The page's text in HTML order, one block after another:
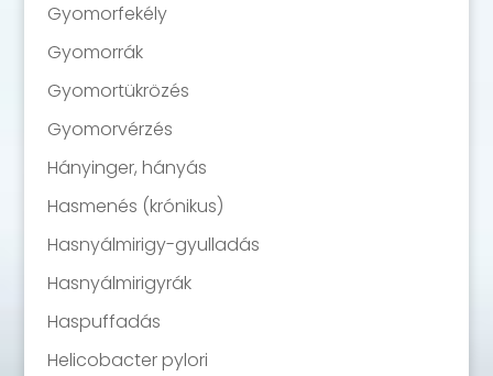
Gyomorfekély
Gyomorrák
Gyomortükrözés
Gyomorvérzés
Hányinger, hányás
Hasmenés (krónikus)
Hasnyálmirigy-gyulladás
Hasnyálmirigyrák
Haspuffadás
Helicobacter pylori